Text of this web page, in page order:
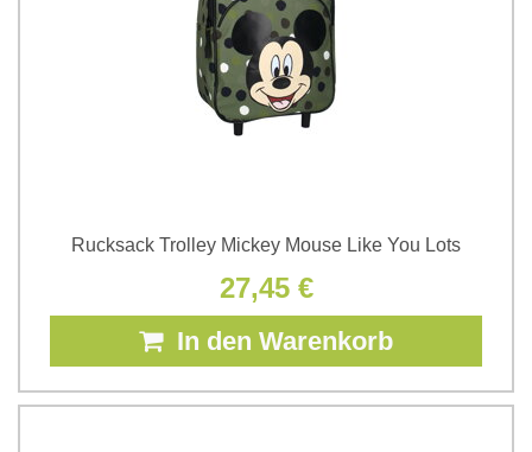
Rucksack Trolley Mickey Mouse Like You Lots
27,45 €
In den Warenkorb